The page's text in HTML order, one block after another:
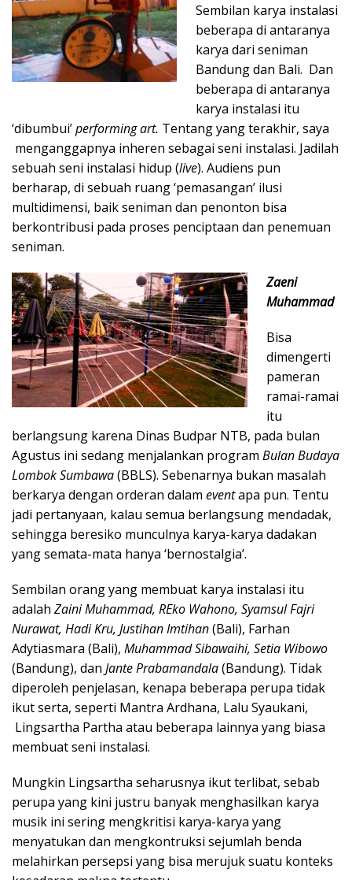
Sembilan karya instalasi
beberapa di antaranya
karya dari seniman
Bandung dan Bali. Dan
beberapa di antaranya
karya instalasi itu
‘dibumbui’performing art. Tentang yang terakhir, saya
menganggapnya inheren sebagai seni instalasi. Jadilah
sebuah seni instalasi hidup (live). Audiens pun
berharap, di sebuah ruang ‘pemasangan’ ilusi
multidimensi, baik seniman dan penonton bisa
berkontribusi pada proses penciptaan dan penemuan
seniman.
Zaeni
Muhammad
Bisa
dimengerti
pameran
ramai-ramai
itu
berlangsung karena Dinas Budpar NTB, pada bulan
Agustus ini sedang menjalankan program Bulan Budaya
Lombok Sumbawa(BBLS). Sebenarnya bukan masalah
berkarya dengan orderan dalam eventapa pun. Tentu
jadi pertanyaan, kalau semua berlangsung mendadak,
sehingga beresiko munculnya karya-karya dadakan
yang semata-mata hanya ‘bernostalgia’.
Sembilan orang yang membuat karya instalasi itu
adalah Zaini Muhammad, REko Wahono, Syamsul Fajri
Nurawat, Hadi Kru, Justihan Imtihan(Bali), Farhan
Adytiasmara (Bali), Muhammad Sibawaihi, Setia Wibowo
(Bandung), dan Jante Prabamandala(Bandung). Tidak
diperoleh penjelasan, kenapa beberapa perupa tidak
ikut serta, seperti Mantra Ardhana, Lalu Syaukani,
Lingsartha Partha atau beberapa lainnya yang biasa
membuat seni instalasi.
Mungkin Lingsartha seharusnya ikut terlibat, sebab
perupa yang kini justru banyak menghasilkan karya
musik ini sering mengkritisi karya-karya yang
menyatukan dan mengkontruksi sejumlah benda
melahirkan persepsi yang bisa merujuk suatu konteks